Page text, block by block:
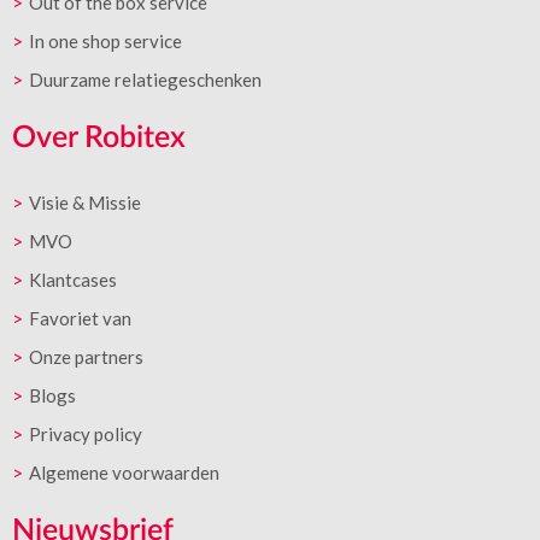
In one shop service
Duurzame relatiegeschenken
Over Robitex
Visie & Missie
MVO
Klantcases
Favoriet van
Onze partners
Blogs
Privacy policy
Algemene voorwaarden
Nieuwsbrief